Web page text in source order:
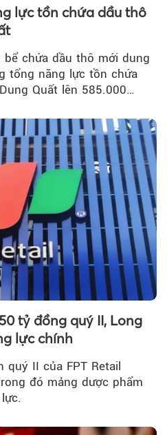
lực tồn chứa dầu thô
bể chứa dầu thô mới dung
tổng năng lực tồn chứa
Quất lên 585.000
tỷ đồng quý II, Long
lực chính
II của FPT Retail
đó mảng dược phẩm